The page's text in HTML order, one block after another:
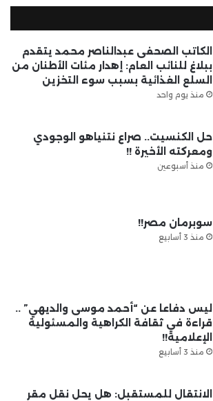
الكاتب الصحفى عبدالناصر محمد يتقدم
ببلاغ للنائب العام: إهدار مئات الأطنان من
السلع الغذائية بسبب سوء التخزين
منذ يوم واحد
حل الكنسيت.. صراع نتنياهو الوجودي
ومعركته الأخيرة !!
منذ أسبوعين
سوبرمان مصر!!
منذ 3 أسابيع
ليس دفاعا عن “أحمد موسى والديهي” ..
قراءة في ثقافة الكراهية والمسئولية
الإعلامية!!
منذ 3 أسابيع
الانتقال للمستقبل: هل يحل نقل مقر